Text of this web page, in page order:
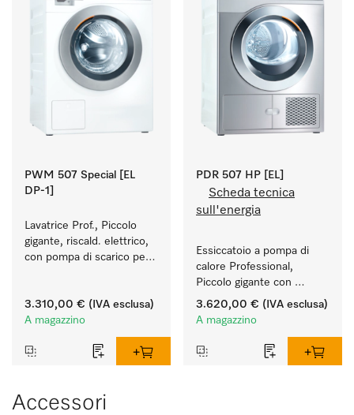
PWM 507 Special [EL
DP-1]
Lavatrice Prof., Piccolo
gigante, riscald. elettrico,
con pompa di scarico per
Capacità di carico 7 kg.
3.310,00 € (IVA esclusa)
A magazzino
PDR 507 HP [EL]
Scheda tecnica
sull'energia
Essiccatoio a pompa di
calore Professional,
Piccolo gigante con
consumi energetici ridotti
e durate brevi. Quantità di
3.620,00 € (IVA esclusa)
A magazzino
Accessori